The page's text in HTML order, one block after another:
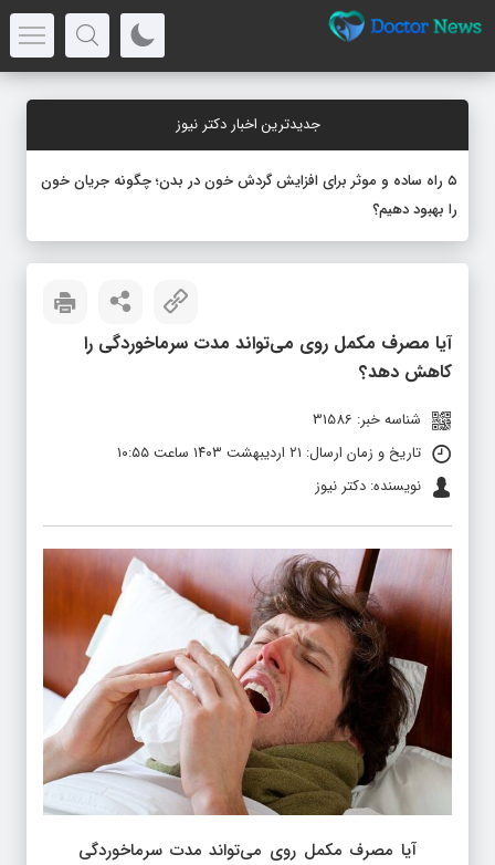
جدیدترین اخبار دکتر نیوز
۵ راه ساده و موثر برای افزایش گردش خون در بدن؛ چگونه جریان خون
را بهبود دهیم؟
آیا مصرف مکمل روی می‌تواند مدت سرماخوردگی را
کاهش دهد؟
شناسه خبر: 31586
تاریخ و زمان ارسال: ۲۱ اردیبهشت ۱۴۰۳ ساعت ۱۰:۵۵
نویسنده: دکتر نیوز
آیا مصرف مکمل روی می‌تواند مدت سرماخوردگی